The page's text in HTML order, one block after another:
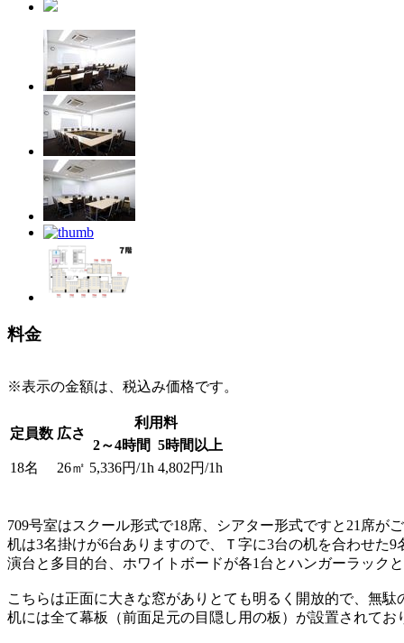
料金
※表示の金額は、税込み価格です。
定員数 広さ
利用料
2～4時間 5時間以上
18名
26㎡ 5,336円/1h 4,802円/1h
709号室はスクール形式で18席、シアター形式ですと21席が
机は3名掛けが6台ありますので、Ｔ字に3台の机を合わせた
演台と多目的台、ホワイトボードが各1台とハンガーラック
こちらは正面に大きな窓がありとても明るく開放的で、無
机には全て幕板（前面足元の目隠し用の板）が設置されてお